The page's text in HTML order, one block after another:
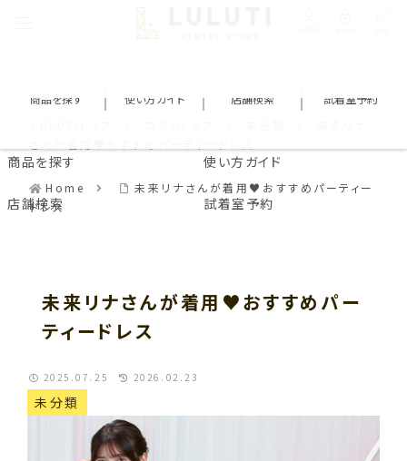
Home
未来リナさんが着用♥おすすめパーティー
ドレス
未来リナさんが着用♥おすすめパー
ティードレス
未分類
2025.07.25 2026.02.23
商品を探す 使い方ガイド 店舗検索 試着室予約
商品を探す 使い方ガイド
店舗検索 試着室予約